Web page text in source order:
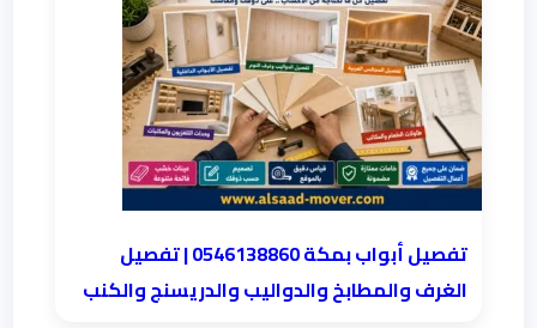
تفصيل أبواب بمكة 0546138860 | تفصيل
الغرف والمطابخ والدواليب والدريسنج والكنب